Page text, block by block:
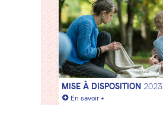
MISE À DISPOSITION 2023
+ En savoir +